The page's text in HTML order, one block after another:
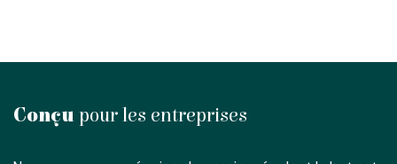
Conçu pour les entreprises